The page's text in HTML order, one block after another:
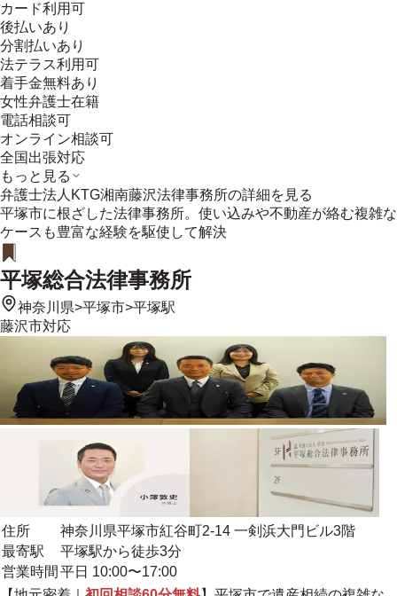
カード利用可
後払いあり
分割払いあり
法テラス利用可
着手金無料あり
女性弁護士在籍
電話相談可
オンライン相談可
全国出張対応
もっと見る
弁護士法人KTG湘南藤沢法律事務所の詳細を見る
平塚市に根ざした法律事務所。使い込みや不動産が絡む複雑な
ケースも豊富な経験を駆使して解決
平塚総合法律事務所
神奈川県>平塚市>平塚駅
藤沢市対応
住所
神奈川県平塚市紅谷町2-14 一剣浜大門ビル3階
最寄駅
平塚駅から徒歩3分
営業時間 平日 10:00〜17:00